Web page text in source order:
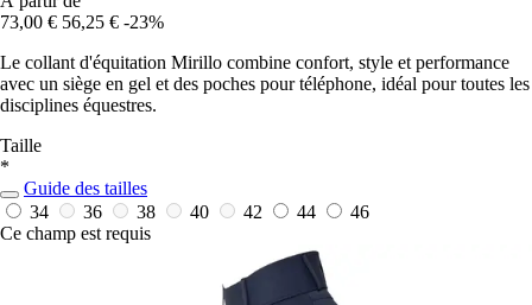
73,00 € 56,25 € -23%
Le collant d'équitation Mirillo combine confort, style et performance
avec un siège en gel et des poches pour téléphone, idéal pour toutes les
disciplines équestres.
Taille
*
Guide des tailles
34
36 38 40 42 44
46
Ce champ est requis